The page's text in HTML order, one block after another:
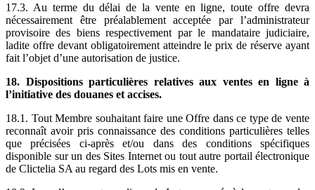
17.3. Au terme du délai de la vente en ligne, toute offre devra
nécessairement être préalablement acceptée par l’administrateur
provisoire des biens respectivement par le mandataire judiciaire,
ladite offre devant obligatoirement atteindre le prix de réserve ayant
fait l’objet d’une autorisation de justice.
18. Dispositions particulières relatives aux ventes en ligne à
l’initiative des douanes et accises.
18.1. Tout Membre souhaitant faire une Offre dans ce type de vente
reconnaît avoir pris connaissance des conditions particulières telles
que précisées ci-après et/ou dans des conditions spécifiques
disponible sur un des Sites Internet ou tout autre portail électronique
de Clictelia SA au regard des Lots mis en vente.